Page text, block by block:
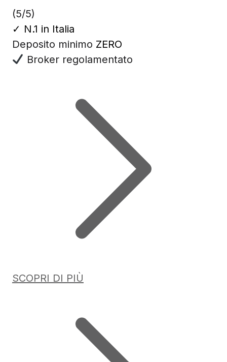
(5/5)
✓ N.1 in Italia
Deposito minimo ZERO
Broker regolamentato
SCOPRI DI PIÙ